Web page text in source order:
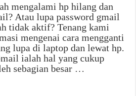
mengalami hp hilang dan
Atau lupa password gmail
tidak aktif? Tenang kami
mengenai cara mengganti
lupa di laptop dan lewat hp.
ialah hal yang cukup
sebagian besar …